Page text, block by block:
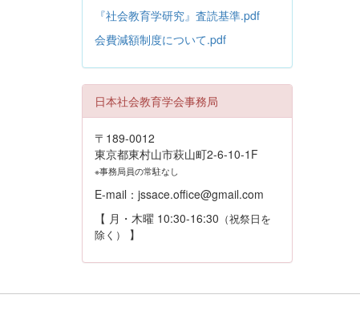
『社会教育学研究』査読基準.pdf
会費減額制度について.pdf
日本社会教育学会事務局
〒189-0012
東京都東村山市萩山町2-6-10-1F
※事務局員の常駐なし
E-mail：jssace.office@gmail.com
【 月・木曜 10:30-16:30 （祝祭日を
除く）
】